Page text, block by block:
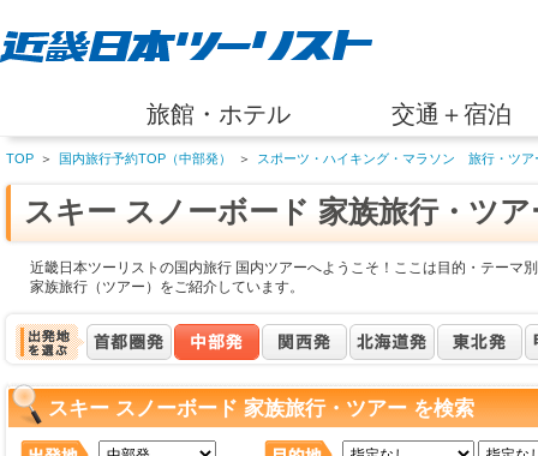
旅館・ホテル 交通＋宿泊
TOP ＞ 国内旅行予約TOP（中部発） ＞ スポーツ・ハイキング・マラソン 旅行・ツア
スキー スノーボード 家族旅行・ツ
近畿日本ツーリストの国内旅行 国内ツアーへようこそ！ここは目的・テーマ
家族旅行（ツアー）をご紹介しています。
スキー スノーボード 家族旅行・ツアー を検索